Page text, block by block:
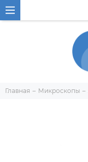
Главная Микроскопы